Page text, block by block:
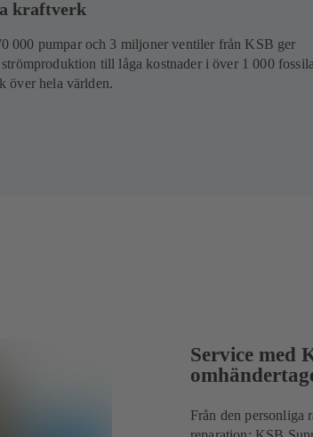
kraftverk
000 pumpar och 3 miljoner ventiler från KSB ger
till låga kostnader i över 1 000 fossila
över hela världen.
Service med
Från den personliga